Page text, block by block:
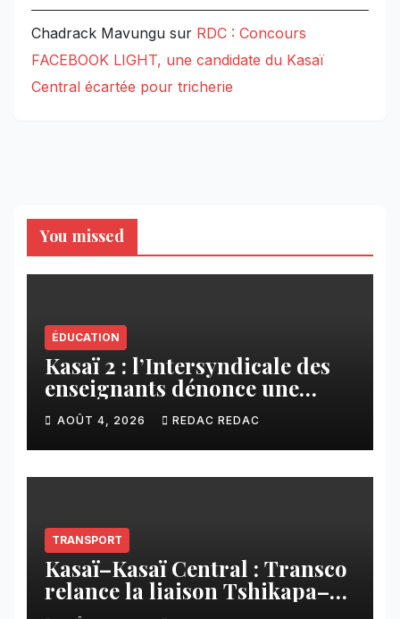
Chadrack Mavungu sur RDC : Concours
FACEBOOK LIGHT, une candidate du Kasaï
Central écartée pour tricherie
You missed
ÉDUCATION
Kasaï 2 : l’Intersyndicale des
enseignants dénonce une
contribution financière
imposée aux écoles de la
CNCA
AOÛT 4, 2026 REDAC REDAC
TRANSPORT
Kasaï–Kasaï Central : Transco
relance la liaison Tshikapa–
Tshiamu pour faciliter les